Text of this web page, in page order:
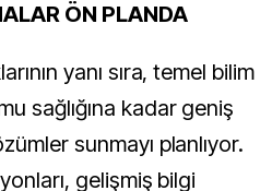
ÖN PLANDA
yanı sıra, temel bilim
sağlığına kadar geniş
sunmayı planlıyor.
gelişmiş bilgi